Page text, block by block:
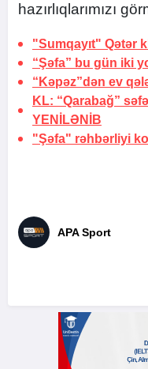
hazırlıqlarımızı
"Sumqayıt" Qətər
“Şəfa” bu gün iki
“Kəpəz”dən ev
KL: “Qarabağ”
YENİLƏNİB
"Şəfa" rəhbərliyi
APA Sport